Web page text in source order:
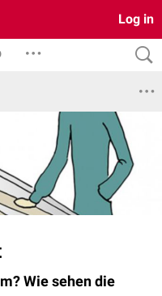
Log in
Wie sehen die